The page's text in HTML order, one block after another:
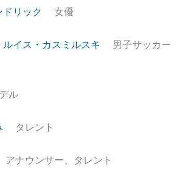
ドリック 女優
ルイス・カスミルスキ
男子サッカー
ル
タレント
アナウンサー、タレント